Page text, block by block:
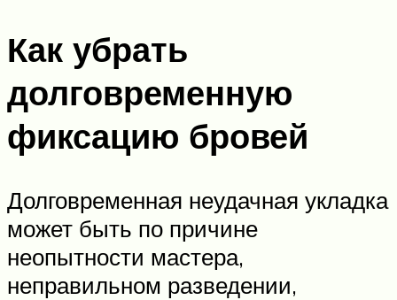
Как убрать
долговременную
фиксацию бровей
Долговременная неудачная укладка
может быть по причине
неопытности мастера,
неправильном разведении,